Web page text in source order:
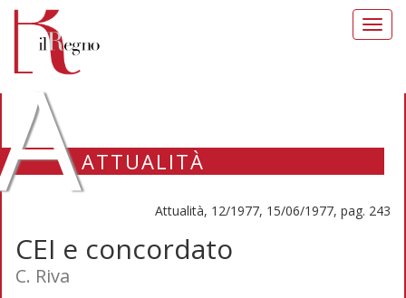
ATTUALITÀ
Attualità, 12/1977, 15/06/1977, pag. 243
CEI e concordato
C. Riva